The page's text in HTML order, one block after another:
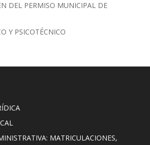
DEL PERMISO MUNICIPAL DE
Y PSICOTÉCNICO
MATRICULACIONES,